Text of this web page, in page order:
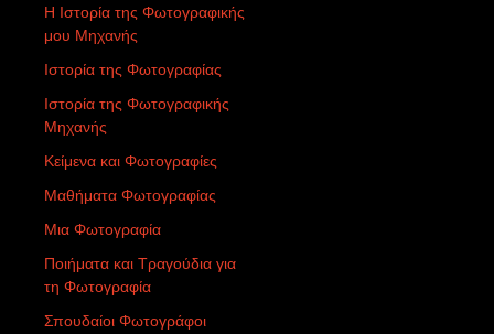
Η Ιστορία της Φωτογραφικής
μου Μηχανής
Ιστορία της Φωτογραφίας
Ιστορία της Φωτογραφικής
Μηχανής
Κείμενα και Φωτογραφίες
Μαθήματα Φωτογραφίας
Μια Φωτογραφία
Ποιήματα και Τραγούδια για
τη Φωτογραφία
Σπουδαίοι Φωτογράφοι